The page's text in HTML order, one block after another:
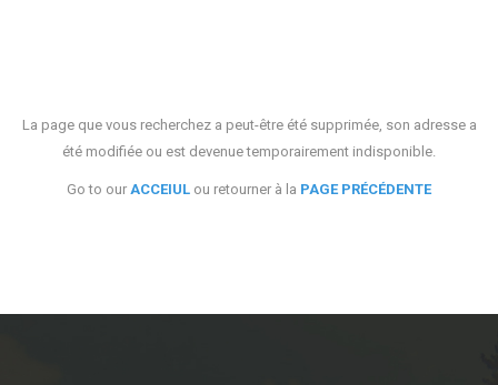
La page que vous recherchez a peut-être été supprimée, son adresse a
été modifiée ou est devenue temporairement indisponible.
Go to our ACCEIUL ou retourner à la PAGE PRÉCÉDENTE